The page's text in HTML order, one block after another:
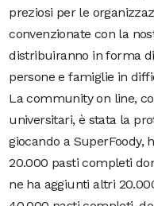
preziosi per le
convenzionate con la
distribuiranno in forma
persone e famiglie in
La community on line,
universitari, è stata la
giocando a SuperFoody,
20.000 pasti completi
ne ha aggiunti altri